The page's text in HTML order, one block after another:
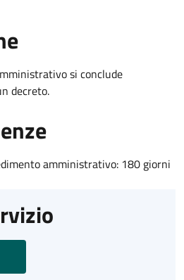
si conclude
decreto.
amministrativo: 180 giorni